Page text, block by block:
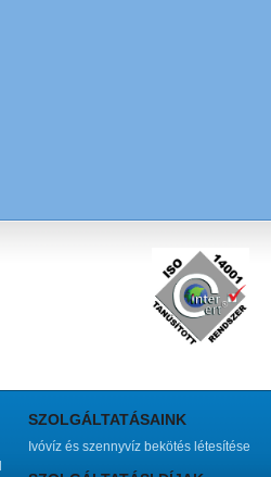
SZOLGÁLTATÁSAINK
Ivóvíz és szennyvíz bekötés létesítése